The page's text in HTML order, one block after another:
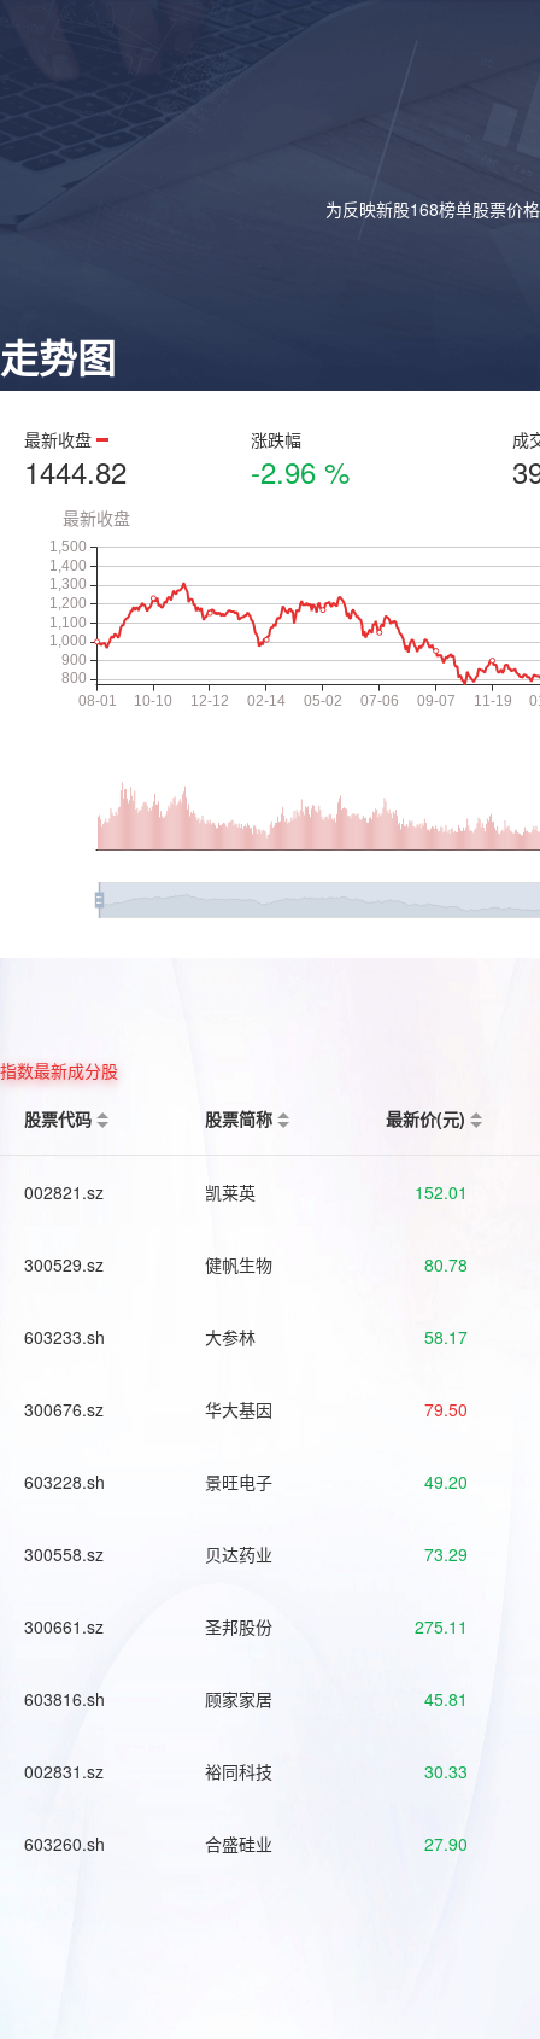
为反映新股168榜单股票价
走势图
最新收盘
1444.82
涨跌幅
-2.96 %
成
指数最新成分股
股票代码
股票简称 最新价(元)
002821.sz 凯莱英 152.01
300529.sz 健帆生物 80.78
603233.sh 大参林 58.17
300676.sz 华大基因 79.50
603228.sh 景旺电子 49.20
300558.sz 贝达药业 73.29
300661.sz 圣邦股份 275.11
603816.sh 顾家家居 45.81
002831.sz 裕同科技 30.33
603260.sh 合盛硅业 27.90